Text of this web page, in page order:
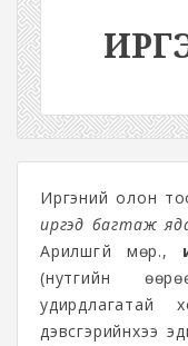
Иргэний олон
иргэд багтаж
Арилшгүй мөр.,
(нутгийн
удирдлагатай
дэвсгэрийнхээ